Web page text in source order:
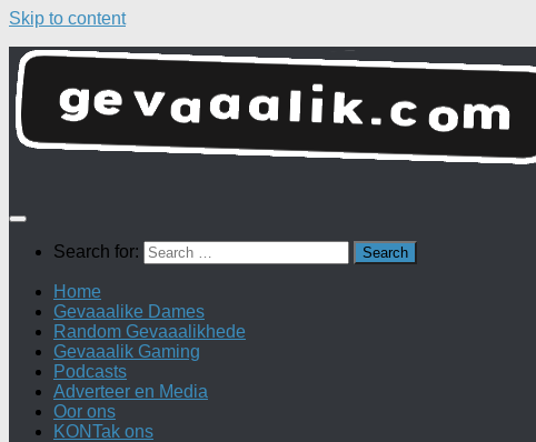
Skip to content
Search for:
Home
Gevaaalike Dames
Random Gevaaalikhede
Gevaaalik Gaming
Podcasts
Adverteer en Media
Oor ons
KONTak ons